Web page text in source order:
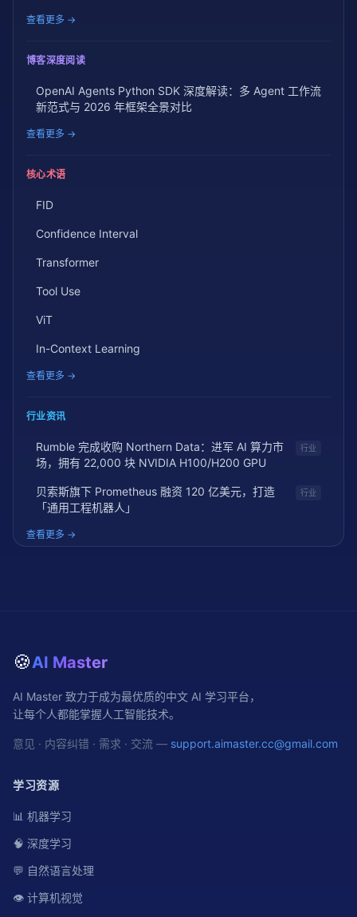
查看更多 →
博客深度阅读
OpenAI Agents Python SDK 深度解读：多 Agent 工作流
新范式与 2026 年框架全景对比
查看更多 →
核心术语
FID
Confidence Interval
Transformer
Tool Use
ViT
In-Context Learning
查看更多 →
行业资讯
Rumble 完成收购 Northern Data：进军 AI 算力市
场，拥有 22,000 块 NVIDIA H100/H200 GPU
行业
贝索斯旗下 Prometheus 融资 120 亿美元，打造
「通用工程机器人」
行业
查看更多 →
🍪AI Master
AI Master 致力于成为最优质的中文 AI 学习平台，
让每个人都能掌握人工智能技术。
意见 · 内容纠错 · 需求 · 交流 — support.aimaster.cc@gmail.com
学习资源
📊 机器学习
🧠 深度学习
💬 自然语言处理
👁️ 计算机视觉